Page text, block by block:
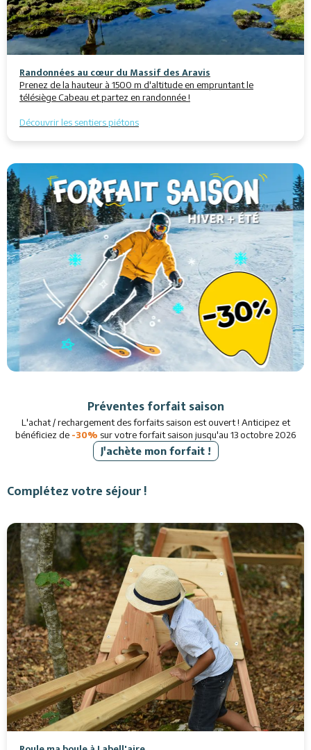
Randonnées au cœur du Massif des Aravis
Prenez de la hauteur à 1500 m d'altitude en empruntant le
télésiège Cabeau et partez en randonnée !
Découvrir les sentiers piétons
Préventes forfait saison
L'achat / rechargement des forfaits saison est ouvert ! Anticipez et
bénéficiez de -30% sur votre forfait saison jusqu'au 13 octobre 2026
J'achète mon forfait !
Complétez votre séjour !